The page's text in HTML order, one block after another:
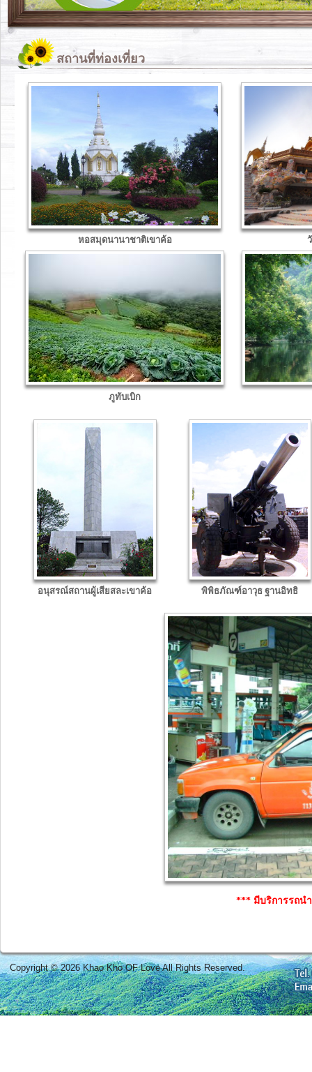
สถานที่ท่องเที่ยว
หอสมุดนานาชาติเขาค้อ
ภูทับเบิก
อนุสรณ์สถานผู้เสียสละเขาค้อ พิพิธภัณฑ์อาวุธ ฐานอิทธิ
*** มีบริการรถน
Copyright © 2026 Khao Kho OF Love All Rights Reserved.